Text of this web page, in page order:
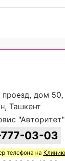
дом 50,
Ташкент
"Авторитет"
03-03
телефона на